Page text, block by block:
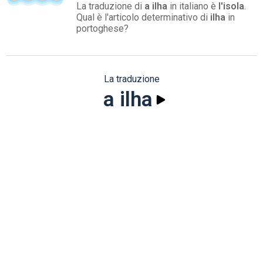
La traduzione di a ilha in italiano è l'isola.
Qual è l'articolo determinativo di ilha in
portoghese?
La traduzione
a ilha